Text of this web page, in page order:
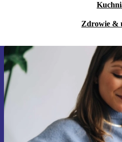
Zdrowie &
Zapisz się na
Nie przegap żadnej